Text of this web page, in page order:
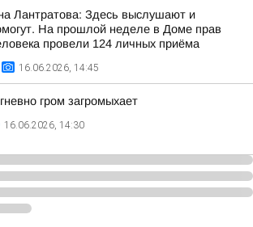
Лантратова: Здесь выслушают и
На прошлой неделе в Доме прав
провели 124 личных приёма
16.06.2026, 14:45
гром загромыхает
16.06.2026, 14:30